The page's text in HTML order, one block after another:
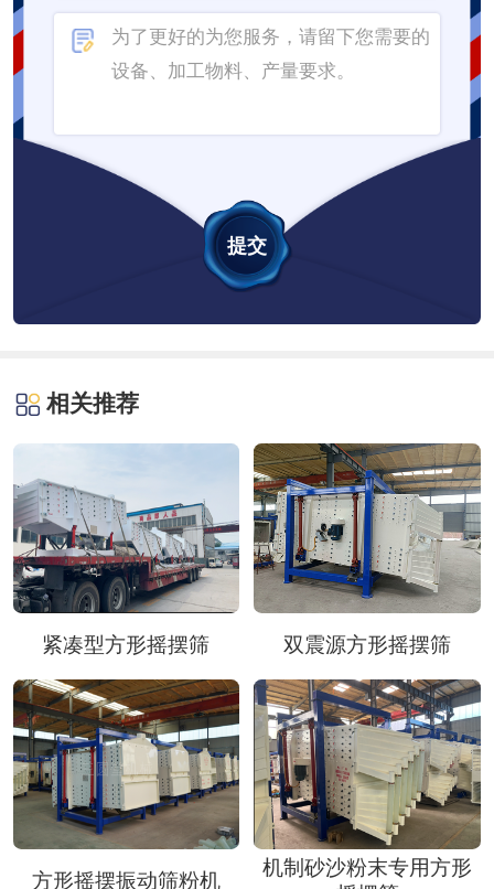
相关推荐
紧凑型方形摇摆筛 双震源方形摇摆筛
方形摇摆振动筛粉机
机制砂沙粉末专用方形